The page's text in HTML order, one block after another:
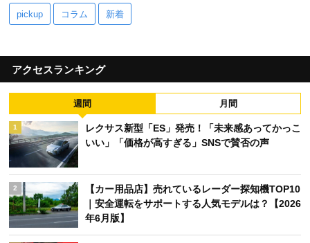
pickup コラム 新着
アクセスランキング
週間 月間
1
レクサス新型「ES」発売！「未来感あってかっこ
いい」「価格が高すぎる」SNSで賛否の声
2
【カー用品店】売れているレーダー探知機TOP10
｜安全運転をサポートする人気モデルは？【2026
年6月版】